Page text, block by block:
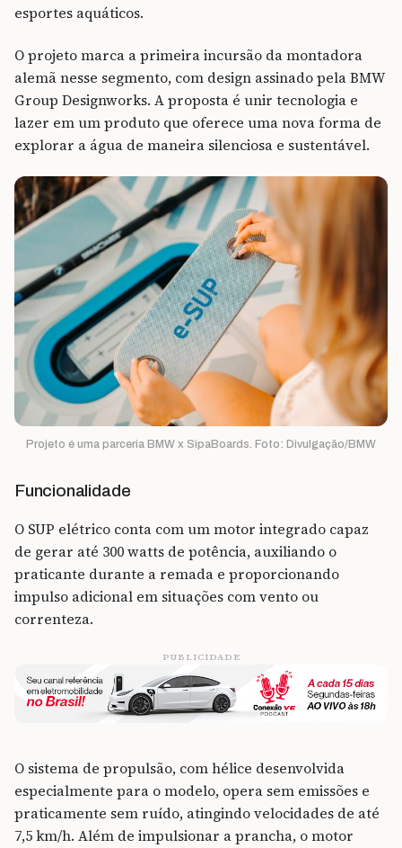
esportes aquáticos.
O projeto marca a primeira incursão da montadora
alemã nesse segmento, com design assinado pela BMW
Group Designworks. A proposta é unir tecnologia e
lazer em um produto que oferece uma nova forma de
explorar a água de maneira silenciosa e sustentável.
Projeto é uma parceria BMW x SipaBoards. Foto: Divulgação/BMW
Funcionalidade
O SUP elétrico conta com um motor integrado capaz
de gerar até 300 watts de potência, auxiliando o
praticante durante a remada e proporcionando
impulso adicional em situações com vento ou
correnteza.
PUBLICIDADE
O sistema de propulsão, com hélice desenvolvida
especialmente para o modelo, opera sem emissões e
praticamente sem ruído, atingindo velocidades de até
7,5 km/h. Além de impulsionar a prancha, o motor